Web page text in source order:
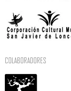
COLABORADORES